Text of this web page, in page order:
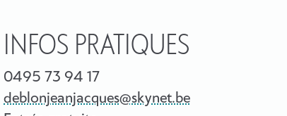
INFOS PRATIQUES
0495 73 94 17
deblonjeanjacques@skynet.be